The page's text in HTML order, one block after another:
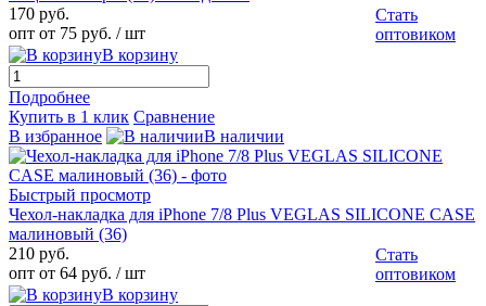
170 руб.
опт от 75 руб. / шт
Стать
оптовиком
В корзину
Подробнее
Купить в 1 клик Сравнение
В избранное
В наличии
Быстрый просмотр
Чехол-накладка для iPhone 7/8 Plus VEGLAS SILICONE CASE
малиновый (36)
210 руб.
опт от 64 руб. / шт
Стать
оптовиком
В корзину